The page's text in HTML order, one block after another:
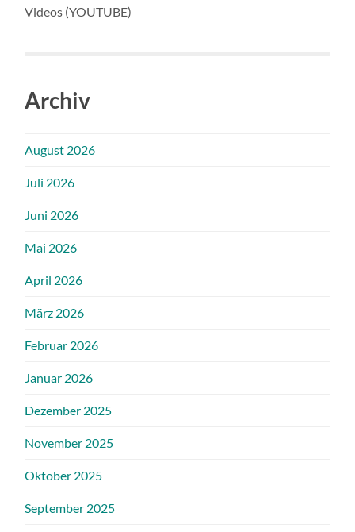
Videos (YOUTUBE)
Archiv
August 2026
Juli 2026
Juni 2026
Mai 2026
April 2026
März 2026
Februar 2026
Januar 2026
Dezember 2025
November 2025
Oktober 2025
September 2025